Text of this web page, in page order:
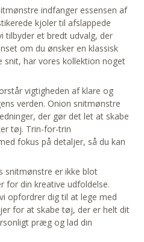
indfanger essensen af
kjoler til afslappede
tilbyder et bredt udvalg, der
om du ønsker en klassisk
snit, har vores kollektion noget
vigtigheden af klare og
verden. Onion snitmønstre
der gør det let at skabe
tøj. Trin-for-trin
fokus på detaljer, så du kan
snitmønstre er ikke blot
for din kreative udfoldelse.
opfordrer dig til at lege med
for at skabe tøj, der er helt dit
præg og lad din